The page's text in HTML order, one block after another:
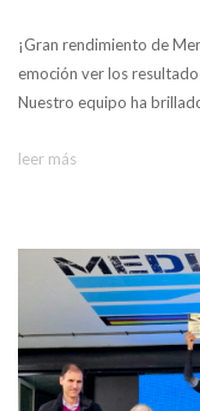
¡Gran rendimiento de
emoción ver los
Nuestro equipo ha
leer más